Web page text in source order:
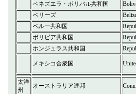
ベネズエラ・ボリバル共和国
ベリーズ
ペルー共和国
ボリビア共和国
ホンジュラス共和国
メキシコ合衆国
太洋
州
オーストラリア連邦